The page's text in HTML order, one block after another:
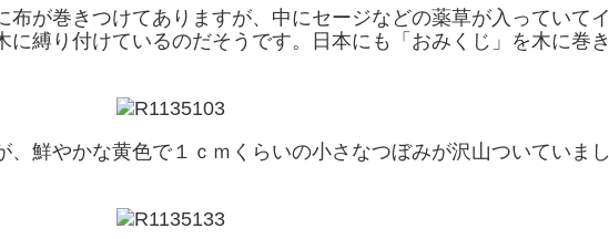
布が巻きつけてありますが、中にセージなどの薬草が入っていてイ
に縛り付けているのだそうです。日本にも「おみくじ」を木に巻き
、鮮やかな黄色で１ｃｍくらいの小さなつぼみが沢山ついていまし